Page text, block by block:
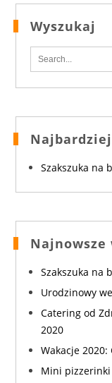
Wyszukaj
Szakszuka na
Najnowsze
Szakszuka na
Urodzinowy
Catering od
2020
Wakacje
Mini